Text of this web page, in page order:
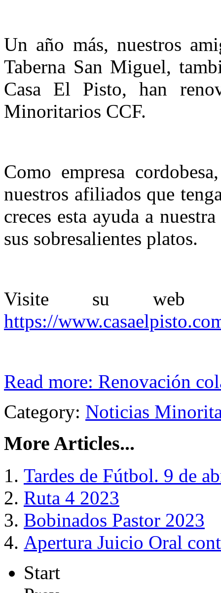
Un año más, nuestros
Taberna San Miguel,
Casa El Pisto, han
Minoritarios CCF.
Como empresa
nuestros afiliados que
creces esta ayuda a
sus sobresalientes platos.
Visite su web
https://
Read more: Renovación
Category: Noticias
More Articles...
Tardes de Fútbol. 9 de
Ruta 4 2023
Bobinados Pastor 2023
Apertura Juicio Oral
Start